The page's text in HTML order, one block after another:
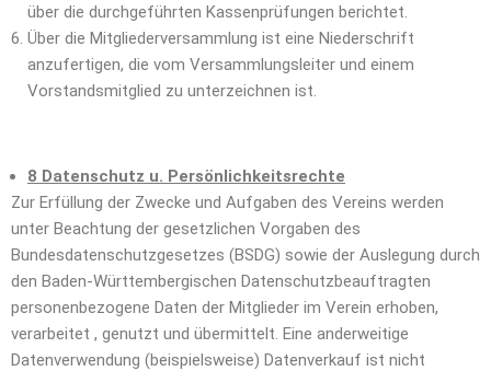
über die durchgeführten Kassenprüfungen berichtet.
Über die Mitgliederversammlung ist eine Niederschrift
anzufertigen, die vom Versammlungsleiter und einem
Vorstandsmitglied zu unterzeichnen ist.
8 Datenschutz u. Persönlichkeitsrechte
Zur Erfüllung der Zwecke und Aufgaben des Vereins werden
unter Beachtung der gesetzlichen Vorgaben des
Bundesdatenschutzgesetzes (BSDG) sowie der Auslegung durch
den Baden-Württembergischen Datenschutzbeauftragten
personenbezogene Daten der Mitglieder im Verein erhoben,
verarbeitet , genutzt und übermittelt. Eine anderweitige
Datenverwendung (beispielsweise) Datenverkauf ist nicht